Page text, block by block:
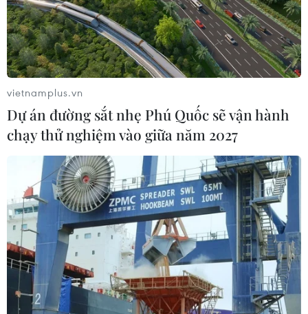
Triều Tiên khẳng định không đàm phán về
chương trình hạt nhân
25/06/2017 04:31
Tờ Rodong Sinmun đăng bài xã luận nêu rõ chương
trình hạt nhân của nước này không phải là chủ đề có
vietnamplus.vn
Dự án đường sắt nhẹ Phú Quốc sẽ vận hành
chạy thử nghiệm vào giữa năm 2027